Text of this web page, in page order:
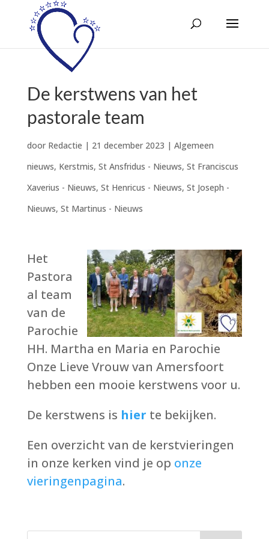
De kerstwens van het
pastorale team
door Redactie | 21 december 2023 | Algemeen
nieuws, Kerstmis, St Ansfridus - Nieuws, St Franciscus
Xaverius - Nieuws, St Henricus - Nieuws, St Joseph -
Nieuws, St Martinus - Nieuws
Het
Pastora
al team
van de
Parochie
HH. Martha en Maria en Parochie
Onze Lieve Vrouw van Amersfoort
hebben een mooie kerstwens voor u.
De kerstwens is hier te bekijken.
Een overzicht van de kerstvieringen
in onze kerken vind je op onze
vieringenpagina.